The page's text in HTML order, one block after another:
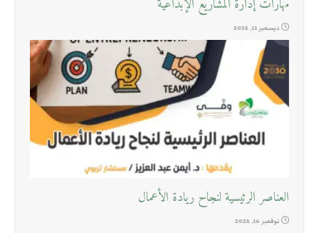
مهارات إدارة المشاريع الإبداعية
ديسمبر 11, 2025
العناصر الرئيسية لنجاح ريادة الأعمال
نوفمبر 16, 2025